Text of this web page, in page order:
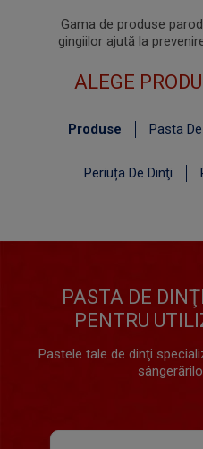
Gama de produse
gingiilor ajută la
ALEGE
Produse Pasta
Periuța De Dinţi
PASTA DE
PENTRU
Pastele tale de dinţi